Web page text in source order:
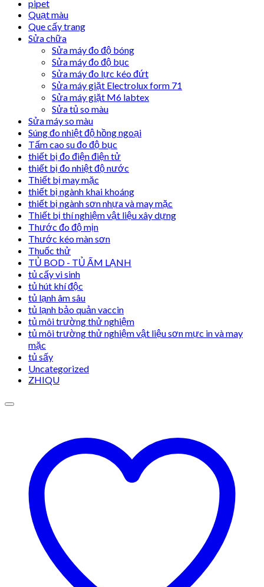
pipet
Quạt màu
Que cấy trang
Sửa chữa
Sửa máy đo độ bóng
Sửa máy đo độ bục
Sửa máy đo lực kéo đứt
Sửa máy giặt Electrolux form 71
Sửa máy giặt M6 labtex
Sửa tủ so màu
Sửa máy so màu
Súng đo nhiệt độ hồng ngoại
Tấm cao su đo độ bục
thiết bị đo điện điện tử
thiết bị đo nhiệt độ nước
Thiết bị may mặc
thiết bị ngành khai khoáng
thiết bị ngành sơn nhựa và may mặc
Thiết bị thí nghiệm vật liệu xây dựng
Thước đo độ mịn
Thước kéo màn sơn
Thuốc thử
TỦ BOD - TỦ ẤM LẠNH
tủ cấy vi sinh
tủ hút khí độc
tủ lạnh âm sâu
tủ lạnh bảo quản vaccin
tủ môi trường thử nghiệm
tủ môi trường thử nghiệm vật liệu sơn mực in và may
mặc
tủ sấy
Uncategorized
ZHIQU